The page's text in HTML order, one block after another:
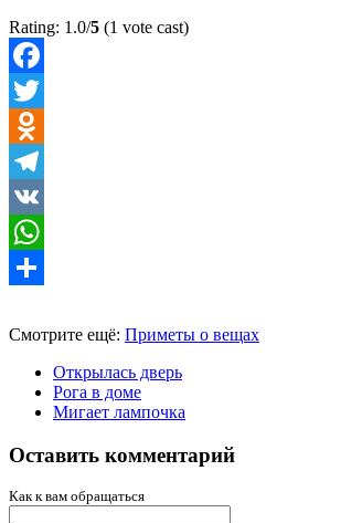
Rating: 1.0/5 (1 vote cast)
Facebook
Twitter
Odnoklassniki
Telegram
VK
WhatsApp
Смотрите ещё: Приметы о вещах
Открылась дверь
Рога в доме
Мигает лампочка
Оставить комментарий
Как к вам обращаться